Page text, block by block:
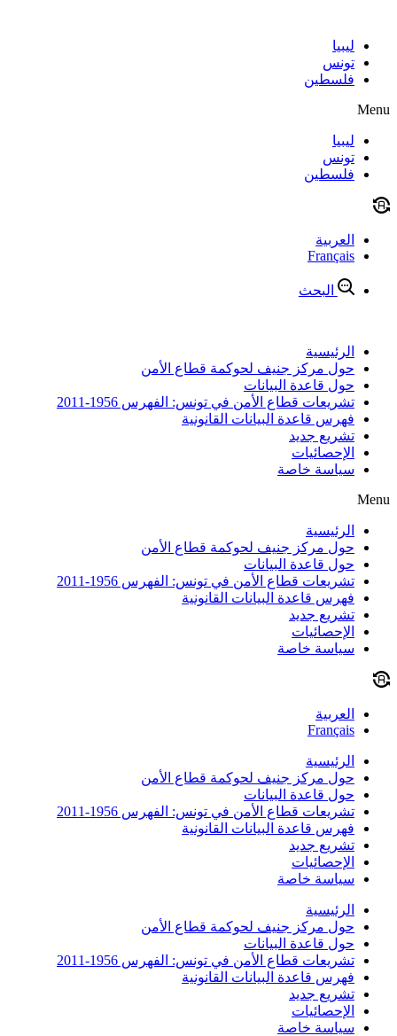
contentليبيا
تونس
فلسطين
Menu
ليبيا
تونس
فلسطين
العربية
Français
البحث
الرئيسية
حول مركز جنيف لحوكمة قطاع الأمن
حول قاعدة البيانات
تشريعات قطاع الأمن في تونس: الفهرس 1956-2011
فهرس قاعدة البيانات القانونية
تشريع جديد
الإحصائيات
سياسة خاصة
Menu
الرئيسية
حول مركز جنيف لحوكمة قطاع الأمن
حول قاعدة البيانات
تشريعات قطاع الأمن في تونس: الفهرس 1956-2011
فهرس قاعدة البيانات القانونية
تشريع جديد
الإحصائيات
سياسة خاصة
العربية
Français
الرئيسية
حول مركز جنيف لحوكمة قطاع الأمن
حول قاعدة البيانات
تشريعات قطاع الأمن في تونس: الفهرس 1956-2011
فهرس قاعدة البيانات القانونية
تشريع جديد
الإحصائيات
سياسة خاصة
الرئيسية
حول مركز جنيف لحوكمة قطاع الأمن
حول قاعدة البيانات
تشريعات قطاع الأمن في تونس: الفهرس 1956-2011
فهرس قاعدة البيانات القانونية
تشريع جديد
الإحصائيات
سياسة خاصة